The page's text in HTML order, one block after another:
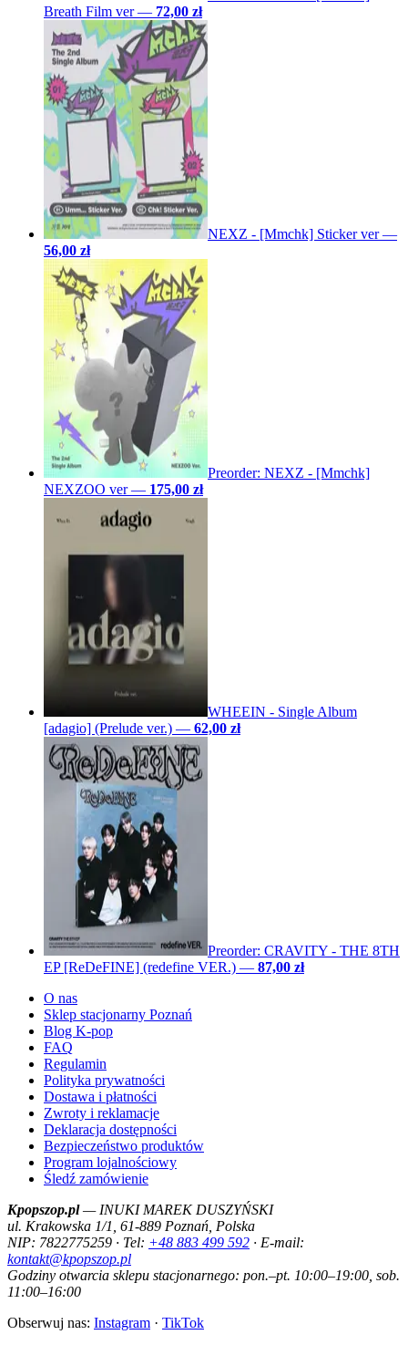
Breath Film ver— 72,00 zł
NEXZ - [Mmchk] Sticker ver—
56,00 zł
Preorder: NEXZ - [Mmchk]
NEXZOO ver— 175,00 zł
WHEEIN - Single Album
[adagio] (Prelude ver.) — 62,00 zł
Preorder: CRAVITY - THE 8TH
EP [ReDeFINE] (redefine VER.) — 87,00 zł
O nas
Sklep stacjonarny Poznań
Blog K-pop
FAQ
Regulamin
Polityka prywatności
Dostawa i płatności
Zwroty i reklamacje
Deklaracja dostępności
Bezpieczeństwo produktów
Program lojalnościowy
Śledź zamówienie
Kpopszop.pl— INUKI MAREK DUSZYŃSKI
ul. Krakowska 1/1, 61-889 Poznań, Polska
NIP: 7822775259 · Tel: +48 883 499 592 · E-mail:
kontakt@kpopszop.pl
Godziny otwarcia sklepu stacjonarnego: pon.–pt. 10:00–19:00, sob.
11:00–16:00
Obserwuj nas: Instagram · TikTok